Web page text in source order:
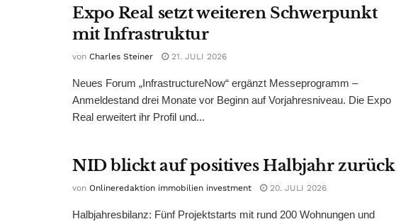
Expo Real setzt weiteren Schwerpunkt
mit Infrastruktur
von Charles Steiner 21. JULI 2026
Neues Forum „InfrastructureNow“ ergänzt Messeprogramm –
Anmeldestand drei Monate vor Beginn auf Vorjahresniveau. Die Expo
Real erweitert ihr Profil und...
NID blickt auf positives Halbjahr zurück
von Onlineredaktion immobilien investment 20. JULI 2026
Halbjahresbilanz: Fünf Projektstarts mit rund 200 Wohnungen und